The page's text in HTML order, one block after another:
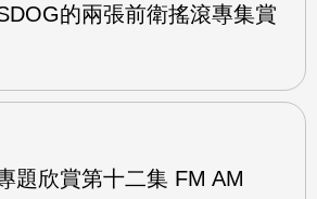
的兩張前衛搖滾專集賞
題欣賞第十二集 FM AM